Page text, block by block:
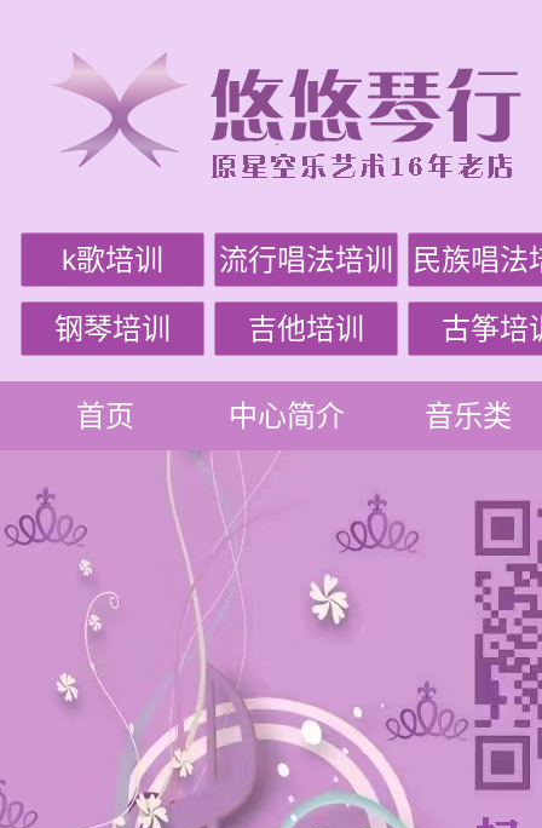
k歌培训 流行唱法培训 民族唱法
钢琴培训 吉他培训 古筝培
首页 中心简介 音乐类